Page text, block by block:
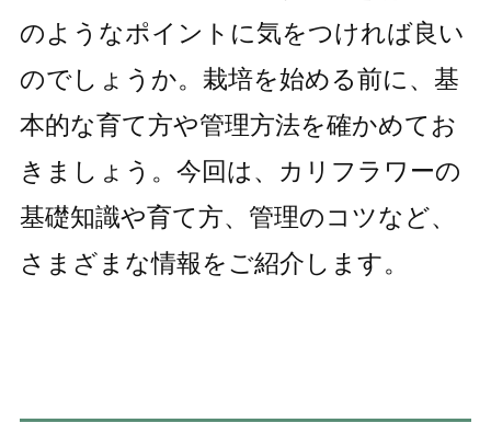
のようなポイントに気をつければ良い
のでしょうか。栽培を始める前に、基
本的な育て方や管理方法を確かめてお
きましょう。今回は、カリフラワーの
基礎知識や育て方、管理のコツなど、
さまざまな情報をご紹介します。